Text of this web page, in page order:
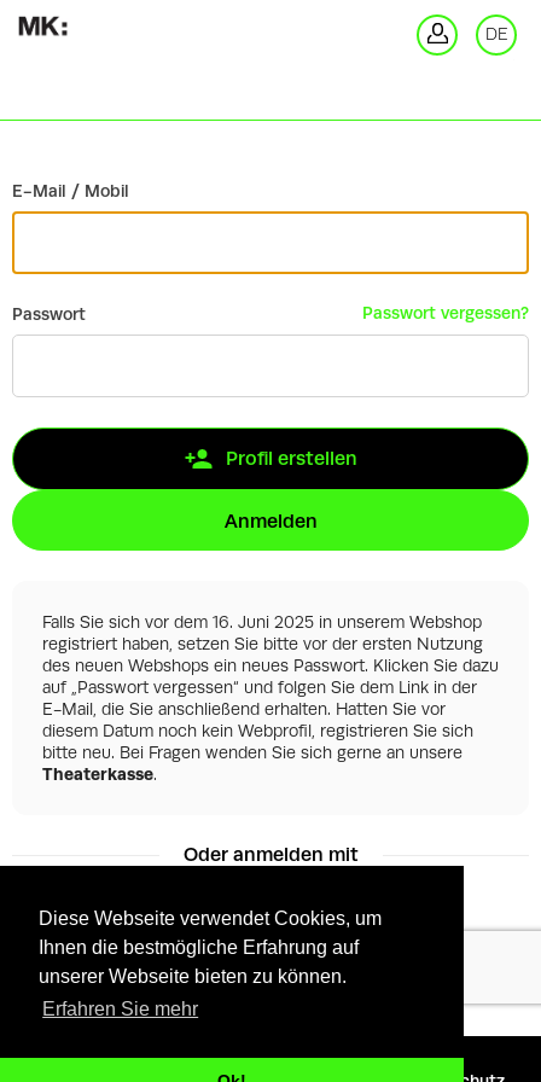
Diese Webseite verwendet Cookies, um
Ihnen die bestmögliche Erfahrung auf
unserer Webseite bieten zu können.
Erfahren Sie mehr
DE
E-Mail / Mobil
Passwort Passwort vergessen?
Profil erstellen
Anmelden
Falls Sie sich vor dem 16. Juni 2025 in unserem Webshop
registriert haben, setzen Sie bitte vor der ersten Nutzung
des neuen Webshops ein neues Passwort. Klicken Sie dazu
auf „Passwort vergessen“ und folgen Sie dem Link in der
E-Mail, die Sie anschließend erhalten. Hatten Sie vor
diesem Datum noch kein Webprofil, registrieren Sie sich
bitte neu. Bei Fragen wenden Sie sich gerne an unsere
Theaterkasse.
Oder anmelden mit
Facebook